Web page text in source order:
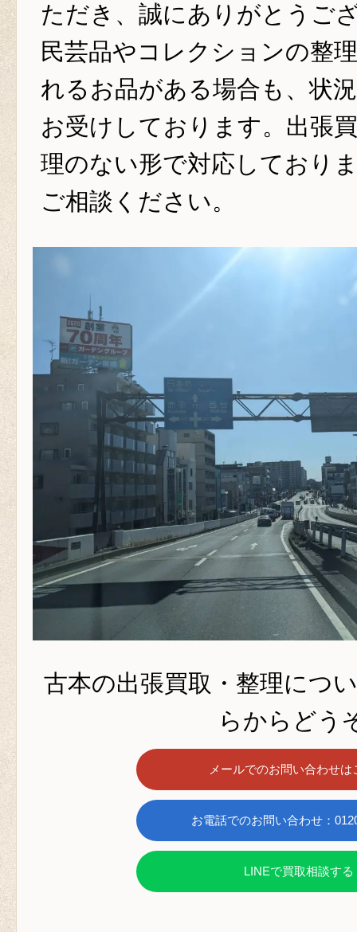
ただき、誠にありがとうご
民芸品やコレクションの整
れるお品がある場合も、状
お受けしております。出張
理のない形で対応しており
ご相談ください。
古本の出張買取・整理につ
らからどう
メールでのお問い合わせは
お電話でのお問い合わせ：
LINEで買取相談する